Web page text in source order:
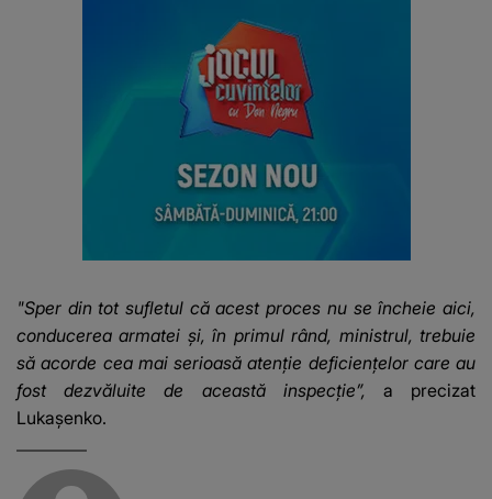
"Sper din tot sufletul că acest proces nu se încheie aici,
conducerea armatei și, în primul rând, ministrul, trebuie
să acorde cea mai serioasă atenție deficiențelor care au
fost dezvăluite de această inspecție”, a precizat
Lukașenko.